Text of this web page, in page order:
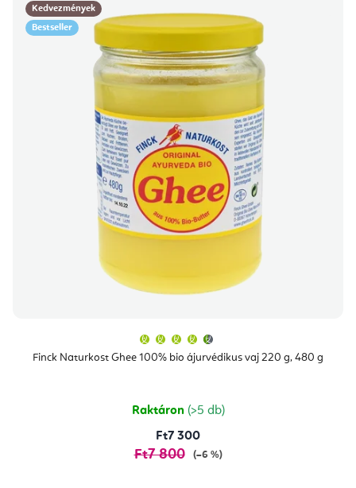
Kedvezmények
Bestseller
Finck Naturkost Ghee 100% bio ájurvédikus vaj 220 g, 480 g
átlagos
értékelése
csillag.
Raktáron (>5 db)
Ft7 300
Ft7 800 (–6 %)